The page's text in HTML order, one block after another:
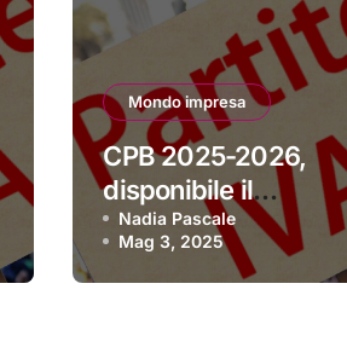
Mondo impresa
CPB 2025-2026,
disponibile il
software per aderire
Nadia Pascale
Mag 3, 2025